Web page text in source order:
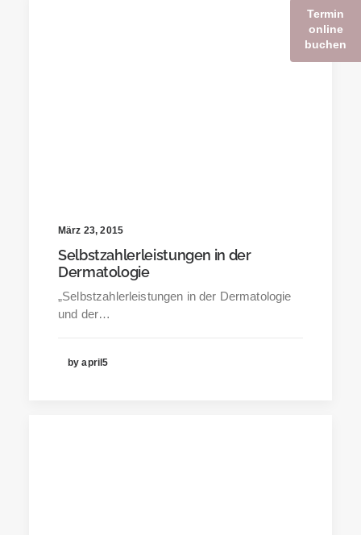
März 23, 2015
Selbstzahlerleistungen in der
Dermatologie
„Selbstzahlerleistungen in der Dermatologie
und der…
by april5
Termin
online
buchen